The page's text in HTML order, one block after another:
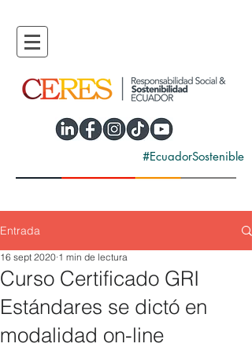
#EcuadorSostenible
Entrada
Curso Certificado GRI
Estándares se dictó en
modalidad on-line
16 sept 2020 1 min de lectura